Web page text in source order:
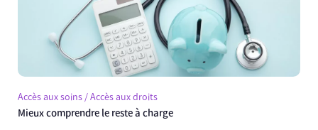
Accès aux soins / Accès aux droits
Mieux comprendre le reste à charge